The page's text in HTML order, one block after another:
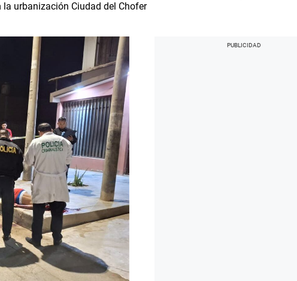
urbanización Ciudad del Chofer